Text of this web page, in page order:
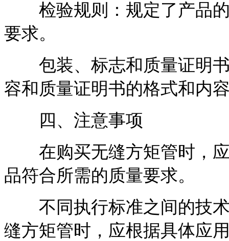
检验规则：规定了产品的
要求。
包装、标志和质量证明书
容和质量证明书的格式和内
四、注意事项
在购买无缝方矩管时，应
品符合所需的质量要求。
不同执行标准之间的技术
缝方矩管时，应根据具体应